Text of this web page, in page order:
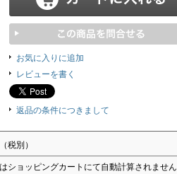
お気に入りに追加
レビューを書く
返品の条件につきまして
税別）
ショッピングカートにて自動計算されません